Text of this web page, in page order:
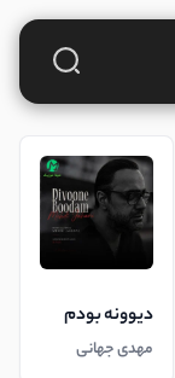
دیوونه بودم
مهدی جهانی